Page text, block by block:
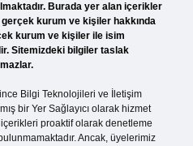
Burada yer alan içerikler
kurum ve kişiler hakkında
kurum ve kişiler ile isim
Sitemizdeki bilgiler taslak
Bilgi Teknolojileri ve İletişim
bir Yer Sağlayıcı olarak hizmet
proaktif olarak denetleme
Ancak, üyelerimiz